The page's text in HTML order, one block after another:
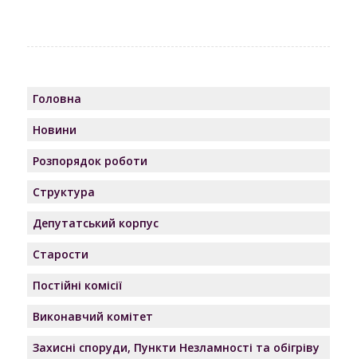
Головна
Новини
Розпорядок роботи
Структура
Депутатський корпус
Старости
Постійні комісії
Виконавчий комітет
Захисні споруди, Пункти Незламності та обігріву